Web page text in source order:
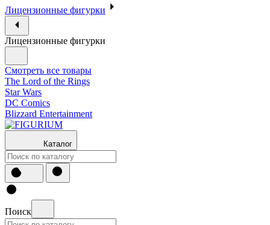
Лицензионные фигурки
Лицензионные фигурки
Смотреть все товары
The Lord of the Rings
Star Wars
DC Comics
Blizzard Entertainment
Каталог
Поиск